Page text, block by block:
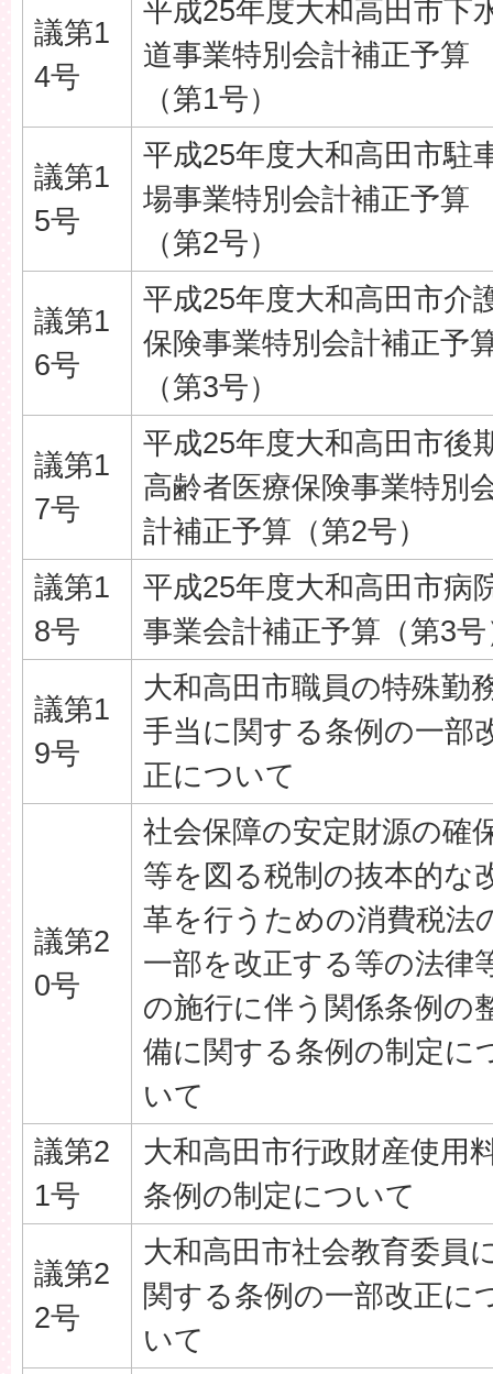
議第1
4号
平成25年度大和高田市下
道事業特別会計補正予算
（第1号）
議第1
5号
平成25年度大和高田市駐
場事業特別会計補正予算
（第2号）
議第1
6号
平成25年度大和高田市介
保険事業特別会計補正予
（第3号）
議第1
7号
平成25年度大和高田市後
高齢者医療保険事業特別
計補正予算（第2号）
議第1
8号
平成25年度大和高田市病
事業会計補正予算（第3号
議第1
9号
大和高田市職員の特殊勤
手当に関する条例の一部
正について
議第2
0号
社会保障の安定財源の確
等を図る税制の抜本的な
革を行うための消費税法
一部を改正する等の法律
の施行に伴う関係条例の
備に関する条例の制定に
いて
議第2
1号
大和高田市行政財産使用
条例の制定について
議第2
2号
大和高田市社会教育委員
関する条例の一部改正に
いて